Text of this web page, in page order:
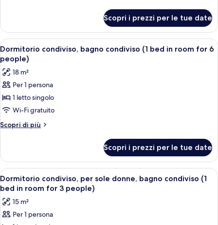
bed
in
room
for
8
people)
condiviso,
bagno
privato
(1
bed
in
room
8
people)
Scopri i prezzi per le tue date
Apri
tutte
le
foto
per
Dormitorio
condiviso,
bagno
bed
in
room
for
6
people)
Una stanza del dormitorio con letti a
7
Dormitorio condiviso, bagno condiviso (1 bed in room for 6
people)
18 m²
Per 1 persona
1 letto singolo
Wi-Fi gratuito
Scopri di più
Altri
condiviso,
bagno
condiviso
(1
in
room
Scopri i prezzi per le tue date
Apri
tutte
le
foto
per
Una stanza con due letti, un
6
Dormitorio condiviso, per sole donne, bagno condiviso (1
bed in room for 3 people)
15 m²
Per 1 persona